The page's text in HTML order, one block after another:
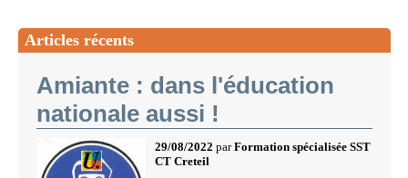
Articles récents
Amiante : dans l'éducation
nationale aussi !
29/08/2022 parFormation spécialisée SST
CT Creteil